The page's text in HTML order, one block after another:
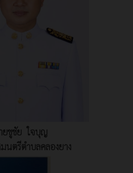
ยชูชัย ใจบุญ
นตรีตำบลคลองยาง